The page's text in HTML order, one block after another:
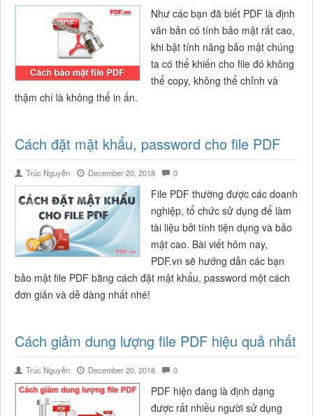
Như các bạn đã biết PDF là định
văn bản có tính bảo mật rất cao,
khi bật tính năng bảo mật chúng
ta có thể khiến cho file đó không
thể copy, không thể chỉnh và
thậm chí là không thể in ấn.
Cách đặt mật khẩu, password cho file PDF
Trúc Nguyễn December 20, 2018 0
File PDF thường được các doanh
nghiệp, tổ chức sử dụng để làm
tài liệu bởi tính tiện dụng và bảo
mật cao. Bài viết hôm nay,
PDF.vn sẽ hướng dẫn các bạn
bảo mật file PDF bằng cách đặt mật khẩu, password một cách
đơn giản và dễ dàng nhất nhé!
Cách giảm dung lượng file PDF hiệu quả nhất
Trúc Nguyễn December 20, 2018 0
PDF hiện đang là định dạng
được rất nhiều người sử dụng